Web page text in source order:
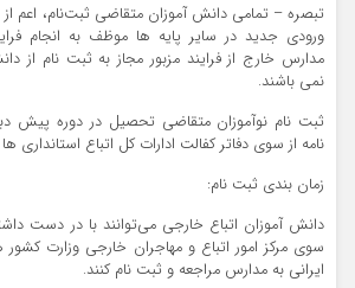
تبصره – تمامی دانش آموزان متقاضی ثبت‌نام، اعم از
ورودی جدید در سایر پایه ها موظف به انجام
مدارس خارج از فرایند مزبور مجاز به ثبت نام از
نمی باشند.
ثبت نام نوآموزان متقاضی تحصیل در دوره پیش
نامه از سوی دفاتر کفالت ادارات کل اتباع استانداری
زمان بندی ثبت نام:
دانش آموزان اتباع خارجی می‌توانند با در دست
سوی مرکز امور اتباع و مهاجران خارجی وزارت
ایرانی به مدارس مراجعه و ثبت نام کنند.